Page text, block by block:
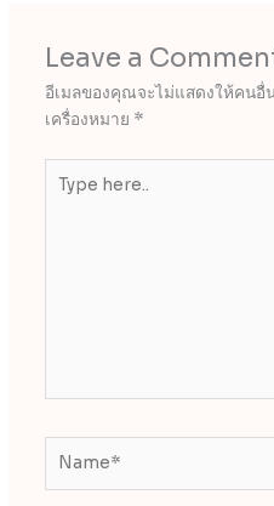
Leave a
อีเมลของคุณจะไม่แสดงให้คนอื่
เครื่องหมาย *
here..